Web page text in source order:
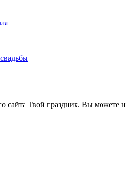
сайта Твой праздник. Вы можете